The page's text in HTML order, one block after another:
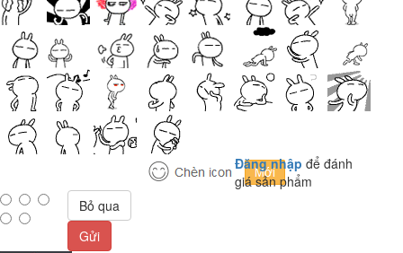
Đăng nhập để đánh
giá sản phẩm
Bỏ qua
Gửi